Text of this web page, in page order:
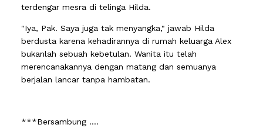
terdengar mesra di telinga Hilda.
"Iya, Pak. Saya juga tak menyangka," jawab Hilda
berdusta karena kehadirannya di rumah keluarga Alex
bukanlah sebuah kebetulan. Wanita itu telah
merencanakannya dengan matang dan semuanya
berjalan lancar tanpa hambatan.
***Bersambung ....